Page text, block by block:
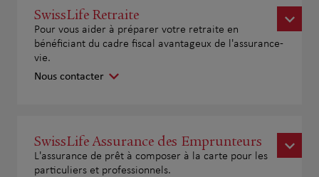
SwissLife Retraite
Pour vous aider à préparer votre retraite en
bénéficiant du cadre fiscal avantageux de l'assurance-
vie.
Nous contacter
SwissLife Assurance des Emprunteurs
L'assurance de prêt à composer à la carte pour les
particuliers et professionnels.